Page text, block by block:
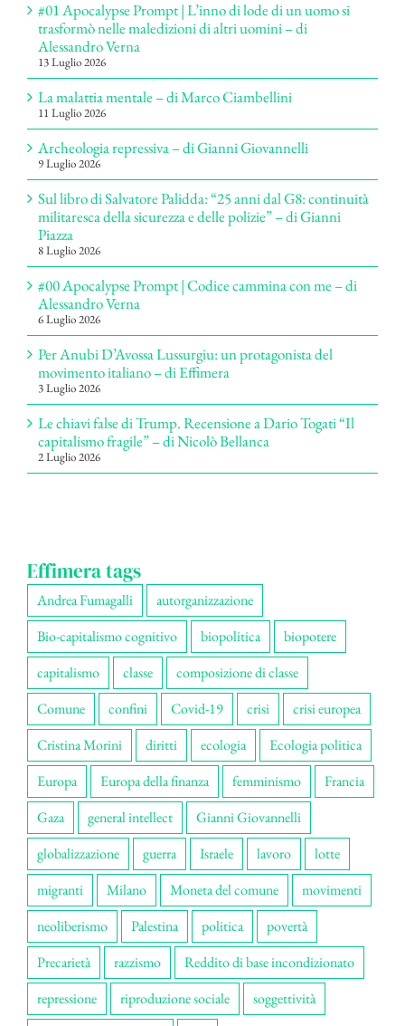
#01 Apocalypse Prompt | L’inno di lode di un uomo si
trasformò nelle maledizioni di altri uomini – di
Alessandro Verna
13 Luglio 2026
La malattia mentale – di Marco Ciambellini
11 Luglio 2026
Archeologia repressiva – di Gianni Giovannelli
9 Luglio 2026
Sul libro di Salvatore Palidda: “25 anni dal G8: continuità
militaresca della sicurezza e delle polizie” – di Gianni
Piazza
8 Luglio 2026
#00 Apocalypse Prompt | Codice cammina con me – di
Alessandro Verna
6 Luglio 2026
Per Anubi D’Avossa Lussurgiu: un protagonista del
movimento italiano – di Effimera
3 Luglio 2026
Le chiavi false di Trump. Recensione a Dario Togati “Il
capitalismo fragile” – di Nicolò Bellanca
2 Luglio 2026
Effimera tags
Andrea Fumagalli
autorganizzazione
Bio-capitalismo cognitivo
biopolitica
biopotere
capitalismo
classe
composizione di classe
Comune
confini Covid-19 crisi
crisi europea
Cristina Morini
diritti ecologia
Ecologia politica
Europa
Europa della finanza femminismo
Francia
Gaza
general intellect
Gianni Giovannelli
globalizzazione
guerra Israele lavoro
lotte
migranti
Milano Moneta del comune
movimenti
neoliberismo
Palestina politica
povertà
Precarietà
razzismo
Reddito di base incondizionato
repressione
riproduzione sociale
soggettività